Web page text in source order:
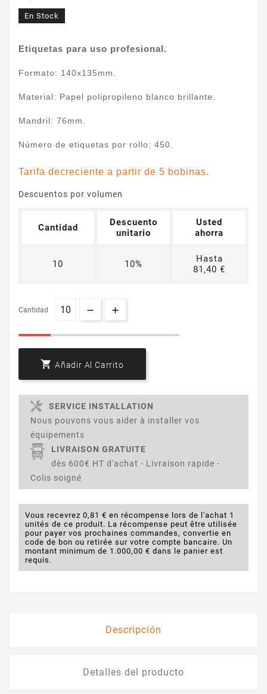
En Stock
Etiquetas para uso profesional.
Formato: 140x135mm.
Material: Papel polipropileno blanco brillante.
Mandril: 76mm.
Número de etiquetas por rollo: 450.
Tarifa decreciente a partir de 5 bobinas.
Descuentos por volumen
Cantidad
Descuento
unitario
Usted
ahorra
10 10%
Hasta
81,40 €
Cantidad
 Añadir Al Carrito
SERVICE INSTALLATION
Nous pouvons vous aider à installer vos
équipements
LIVRAISON GRATUITE
dès 600€ HT d'achat - Livraison rapide -
Colis soigné
Vous recevrez 0,81 € en récompense lors de l'achat 1
unités de ce produit. La récompense peut être utilisée
pour payer vos prochaines commandes, convertie en
code de bon ou retirée sur votre compte bancaire. Un
montant minimum de 1.000,00 € dans le panier est
requis.
Descripción
Detalles del producto